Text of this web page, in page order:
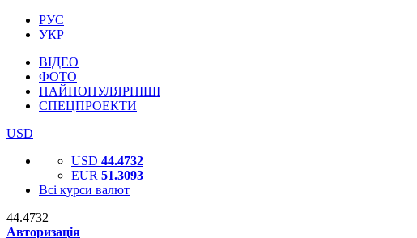
РУС
УКР
ВІДЕО
ФОТО
НАЙПОПУЛЯРНІШІ
СПЕЦПРОЕКТИ
USD
USD 44.4732
EUR 51.3093
Всі курси валют
44.4732
Авторизація